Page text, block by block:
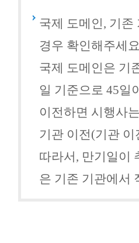
국제 도메인, 기존
경우 확인해주세
국제 도메인은 기
일 기준으로 45일
이전하면 시행사
기관 이전(기관
따라서, 만기일이
은 기존 기관에서